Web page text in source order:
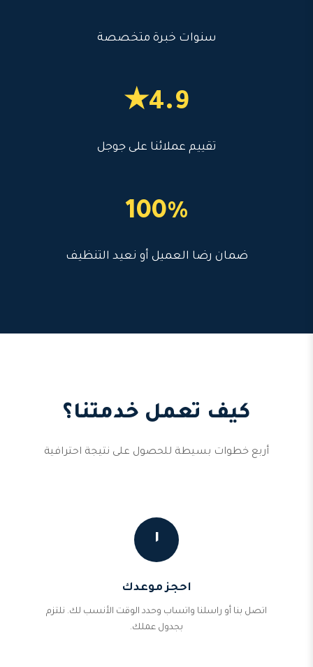
سنوات خبرة متخصصة
4.9★
تقييم عملائنا على جوجل
100%
ضمان رضا العميل أو نعيد التنظيف
كيف تعمل خدمتنا؟
أربع خطوات بسيطة للحصول على نتيجة احترافية
١
احجز موعدك
اتصل بنا أو راسلنا واتساب وحدد الوقت الأنسب لك. نلتزم
بجدول عملك.